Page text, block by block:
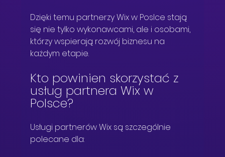
Dzięki temu partnerzy Wix w Poslce stają
się nie tylko wykonawcami, ale i osobami,
którzy wspierają rozwój biznesu na
każdym etapie.
Kto powinien skorzystać z
usług partnera Wix w
Polsce?
Usługi partnerów Wix są szczególnie
polecane dla: